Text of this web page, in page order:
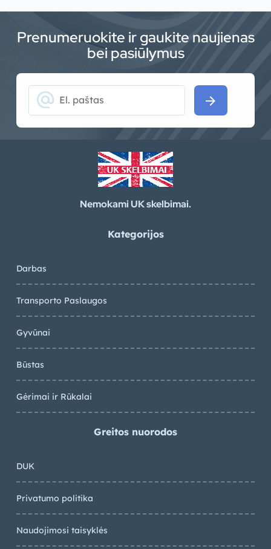
Prenumeruokite ir gaukite naujienas
bei pasiūlymus
alternate_email arrow_forward
Nemokami UK skelbimai.
Kategorijos
Darbas
Transporto Paslaugos
Gyvūnai
Būstas
Gėrimai ir Rūkalai
Greitos nuorodos
DUK
Privatumo politika
Naudojimosi taisyklės